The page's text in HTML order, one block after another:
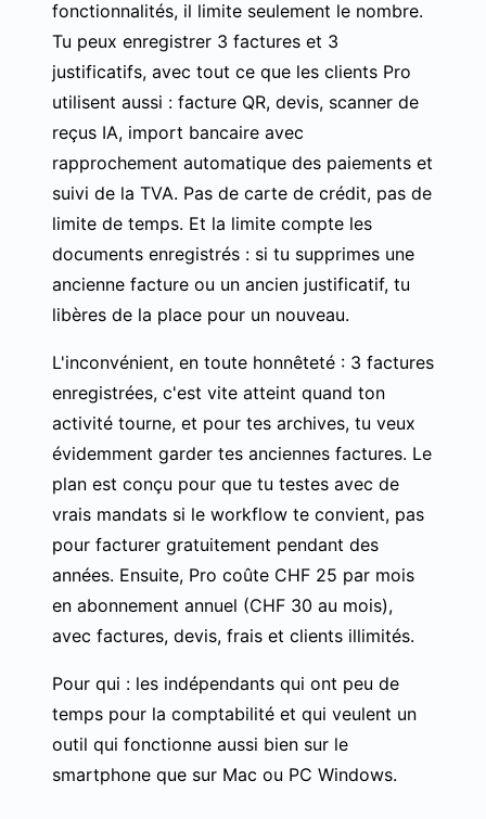
fonctionnalités, il limite seulement le nombre.
Tu peux enregistrer 3 factures et 3
justificatifs, avec tout ce que les clients Pro
utilisent aussi : facture QR, devis, scanner de
reçus IA, import bancaire avec
rapprochement automatique des paiements et
suivi de la TVA. Pas de carte de crédit, pas de
limite de temps. Et la limite compte les
documents enregistrés : si tu supprimes une
ancienne facture ou un ancien justificatif, tu
libères de la place pour un nouveau.
L'inconvénient, en toute honnêteté : 3 factures
enregistrées, c'est vite atteint quand ton
activité tourne, et pour tes archives, tu veux
évidemment garder tes anciennes factures. Le
plan est conçu pour que tu testes avec de
vrais mandats si le workflow te convient, pas
pour facturer gratuitement pendant des
années. Ensuite, Pro coûte CHF 25 par mois
en abonnement annuel (CHF 30 au mois),
avec factures, devis, frais et clients illimités.
Pour qui : les indépendants qui ont peu de
temps pour la comptabilité et qui veulent un
outil qui fonctionne aussi bien sur le
smartphone que sur Mac ou PC Windows.